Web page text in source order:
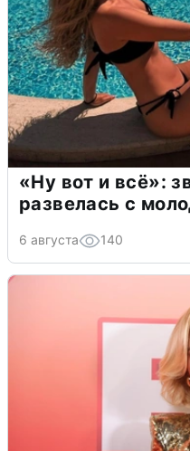
«Ну вот и всё»:
развелась с
6 августа 140